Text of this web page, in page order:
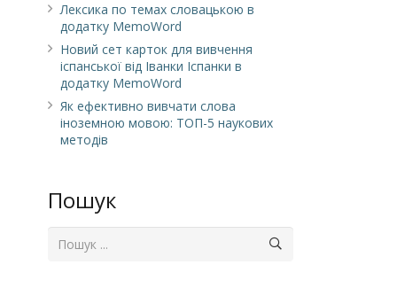
Лексика по темах словацькою в
додатку MemoWord
Новий сет карток для вивчення
іспанської від Іванки Іспанки в
додатку MemoWord
Як ефективно вивчати слова
іноземною мовою: ТОП-5 наукових
методів
Пошук